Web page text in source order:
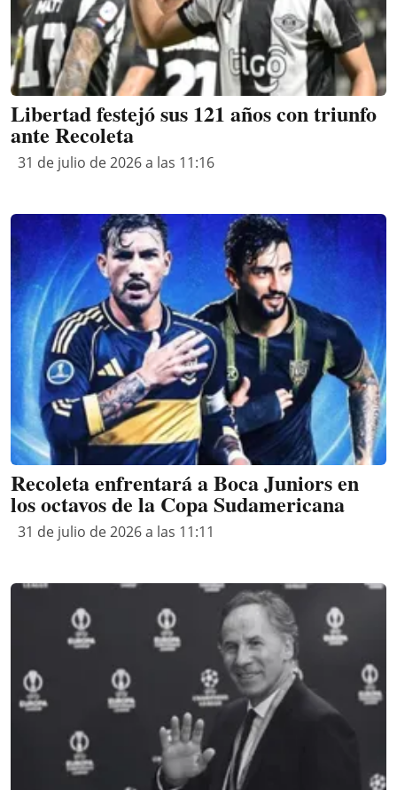
Libertad festejó sus 121 años con triunfo
ante Recoleta
31 de julio de 2026 a las 11:16
Recoleta enfrentará a Boca Juniors en
los octavos de la Copa Sudamericana
31 de julio de 2026 a las 11:11